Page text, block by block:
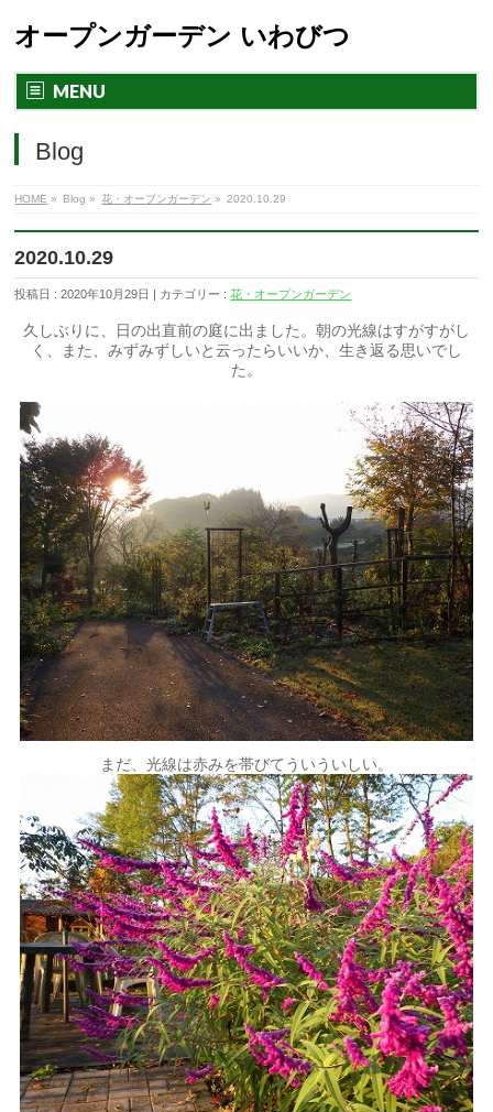
オープンガーデン いわびつ
MENU
Blog
HOME » Blog » 花・オープンガーデン » 2020.10.29
2020.10.29
投稿日 : 2020年10月29日 | カテゴリー :花・オープンガーデン
久しぶりに、日の出直前の庭に出ました。朝の光線はすがすがし
く、また、みずみずしいと云ったらいいか、生き返る思いでし
た。
まだ、光線は赤みを帯びてういういしい。